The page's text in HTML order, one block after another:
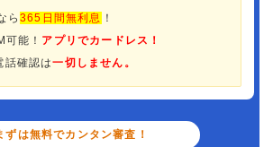
ら365日間無利息 ！
可能！ アプリでカードレス！
話確認は一切しません。
ずは無料でカンタン審査！